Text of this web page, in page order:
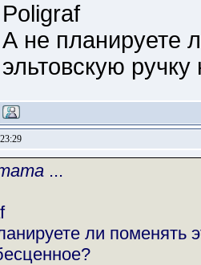
Poligraf
А не планируете
эльтовскую
...
ли поменять